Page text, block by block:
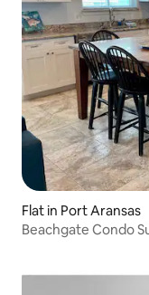
Flat in Port Aransas
Beachgate Condo